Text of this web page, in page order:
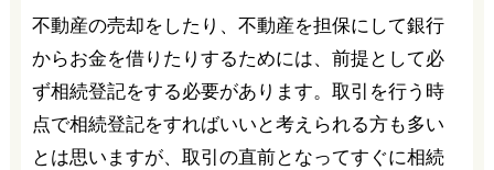
不動産の売却をしたり、不動産を担保にして銀行
からお金を借りたりするためには、前提として必
ず相続登記をする必要があります。取引を行う時
点で相続登記をすればいいと考えられる方も多い
とは思いますが、取引の直前となってすぐに相続